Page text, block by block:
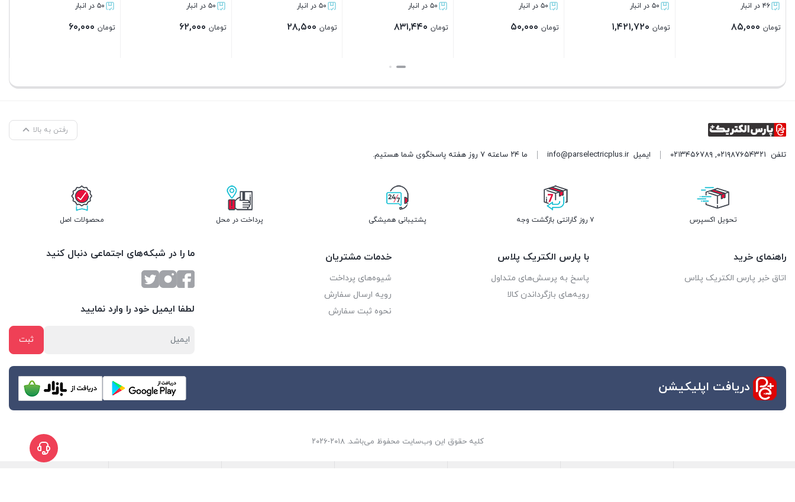
رفتن به بالا
تلفن ۰۲۱۹۸۷۶۵۴۳۲۱, ۰۲۱۳۴۵۶۷۸۹ ایمیلinfo@parselectricplus.ir ما ۲۴ ساعته ۷ روز هفته پاسخگوی شما هستیم.
تحویل اکسپرس ۷ روز گارانتی بازگشت وجه پشتیبانی همیشگی پرداخت در محل محصولات اصل
راهنمای خرید
اتاق خبر پارس الکتریک پلاس
با پارس الکتریک پلاس
پاسخ به پرسش‌های متداول
رویه‌های بازگرداندن کالا
خدمات مشتریان
شیوه‌های پرداخت
رویه ارسال سفارش
نحوه ثبت سفارش
ما را در شبکه‌های اجتماعی دنبال کنید
لطفا ایمیل خود را وارد نمایید
دریافت اپلیکیشن
کلیه حقوق این وب‌سایت محفوظ می‌باشد. ۲۰۱۸-۲۰۲۶